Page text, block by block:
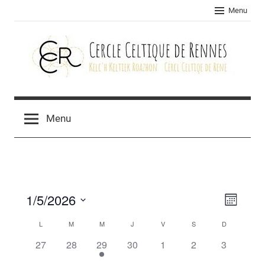
Menu
Cercle
celtique
Menu
par
Mois
1/5/2026
date.
Calendrier
de
L M M J V S D
0
27
0
évènement,
28
1
évènement,
29
0
30
0
1
0
2
0
3